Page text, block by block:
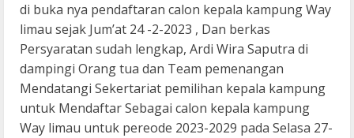
di buka nya pendaftaran calon kepala kampung Way
limau sejak Jum’at 24 -2-2023 , Dan berkas
Persyaratan sudah lengkap, Ardi Wira Saputra di
dampingi Orang tua dan Team pemenangan
Mendatangi Sekertariat pemilihan kepala kampung
untuk Mendaftar Sebagai calon kepala kampung
Way limau untuk pereode 2023-2029 pada Selasa 27-